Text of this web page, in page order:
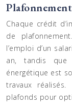
Chaque crédit
de
l’emploi d’un
an, tandis
énergétique est
travaux
plafonds pour